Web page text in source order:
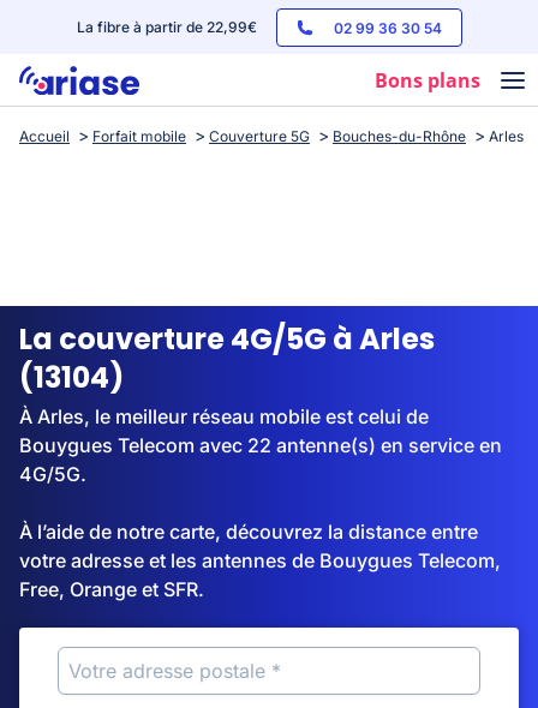
La fibre à partir de 22,99€ 02 99 36 30 54
Bons plans
Box internet
Streaming
Accueil Forfait mobile Couverture 5G Bouches-du-Rhône Arles
La couverture 4G/5G à Arles
(13104)
À Arles, le meilleur réseau mobile est celui de
Bouygues Telecom avec 22 antenne(s) en service en
4G/5G.
À l’aide de notre carte, découvrez la distance entre
votre adresse et les antennes de Bouygues Telecom,
Free, Orange et SFR.